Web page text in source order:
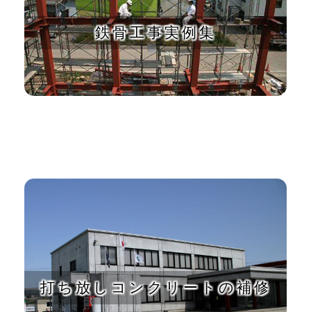
鉄骨工事実例集
打ち放しコンクリートの補修